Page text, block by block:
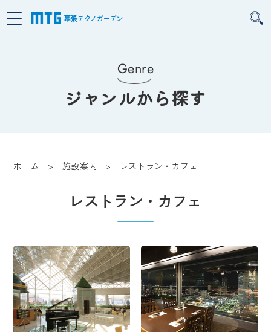
幕張テクノガーデン
Genre
ジャンルから探す
ホーム 施設案内 レストラン・カフェ
レストラン・カフェ